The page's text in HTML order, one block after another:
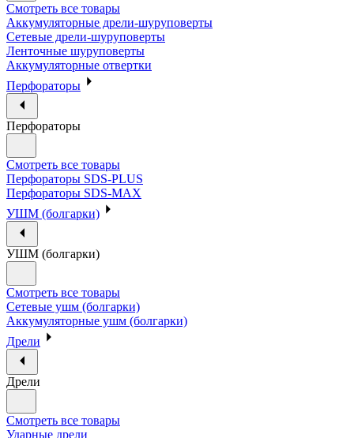
Смотреть все товары
Аккумуляторные дрели-шуруповерты
Сетевые дрели-шуруповерты
Ленточные шуруповерты
Аккумуляторные отвертки
Перфораторы
Перфораторы
Смотреть все товары
Перфораторы SDS-PLUS
Перфораторы SDS-MAX
УШМ (болгарки)
УШМ (болгарки)
Смотреть все товары
Сетевые ушм (болгарки)
Аккумуляторные ушм (болгарки)
Дрели
Дрели
Смотреть все товары
Ударные дрели